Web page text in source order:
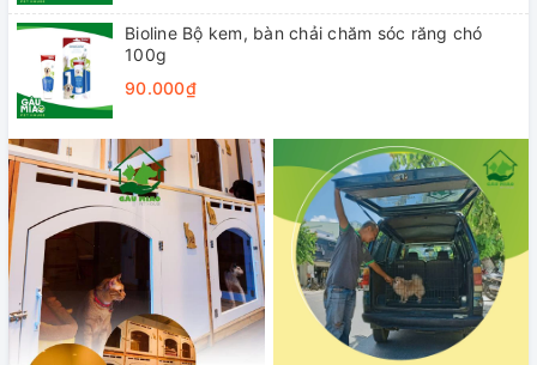
Bioline Bộ kem, bàn chải chăm sóc răng chó
100g
90.000₫